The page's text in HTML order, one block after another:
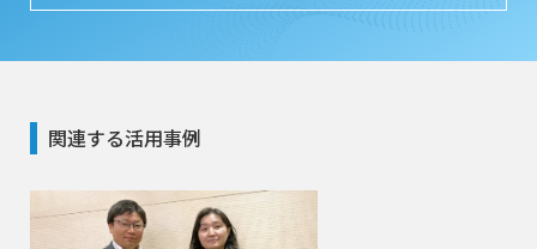
関連する活用事例